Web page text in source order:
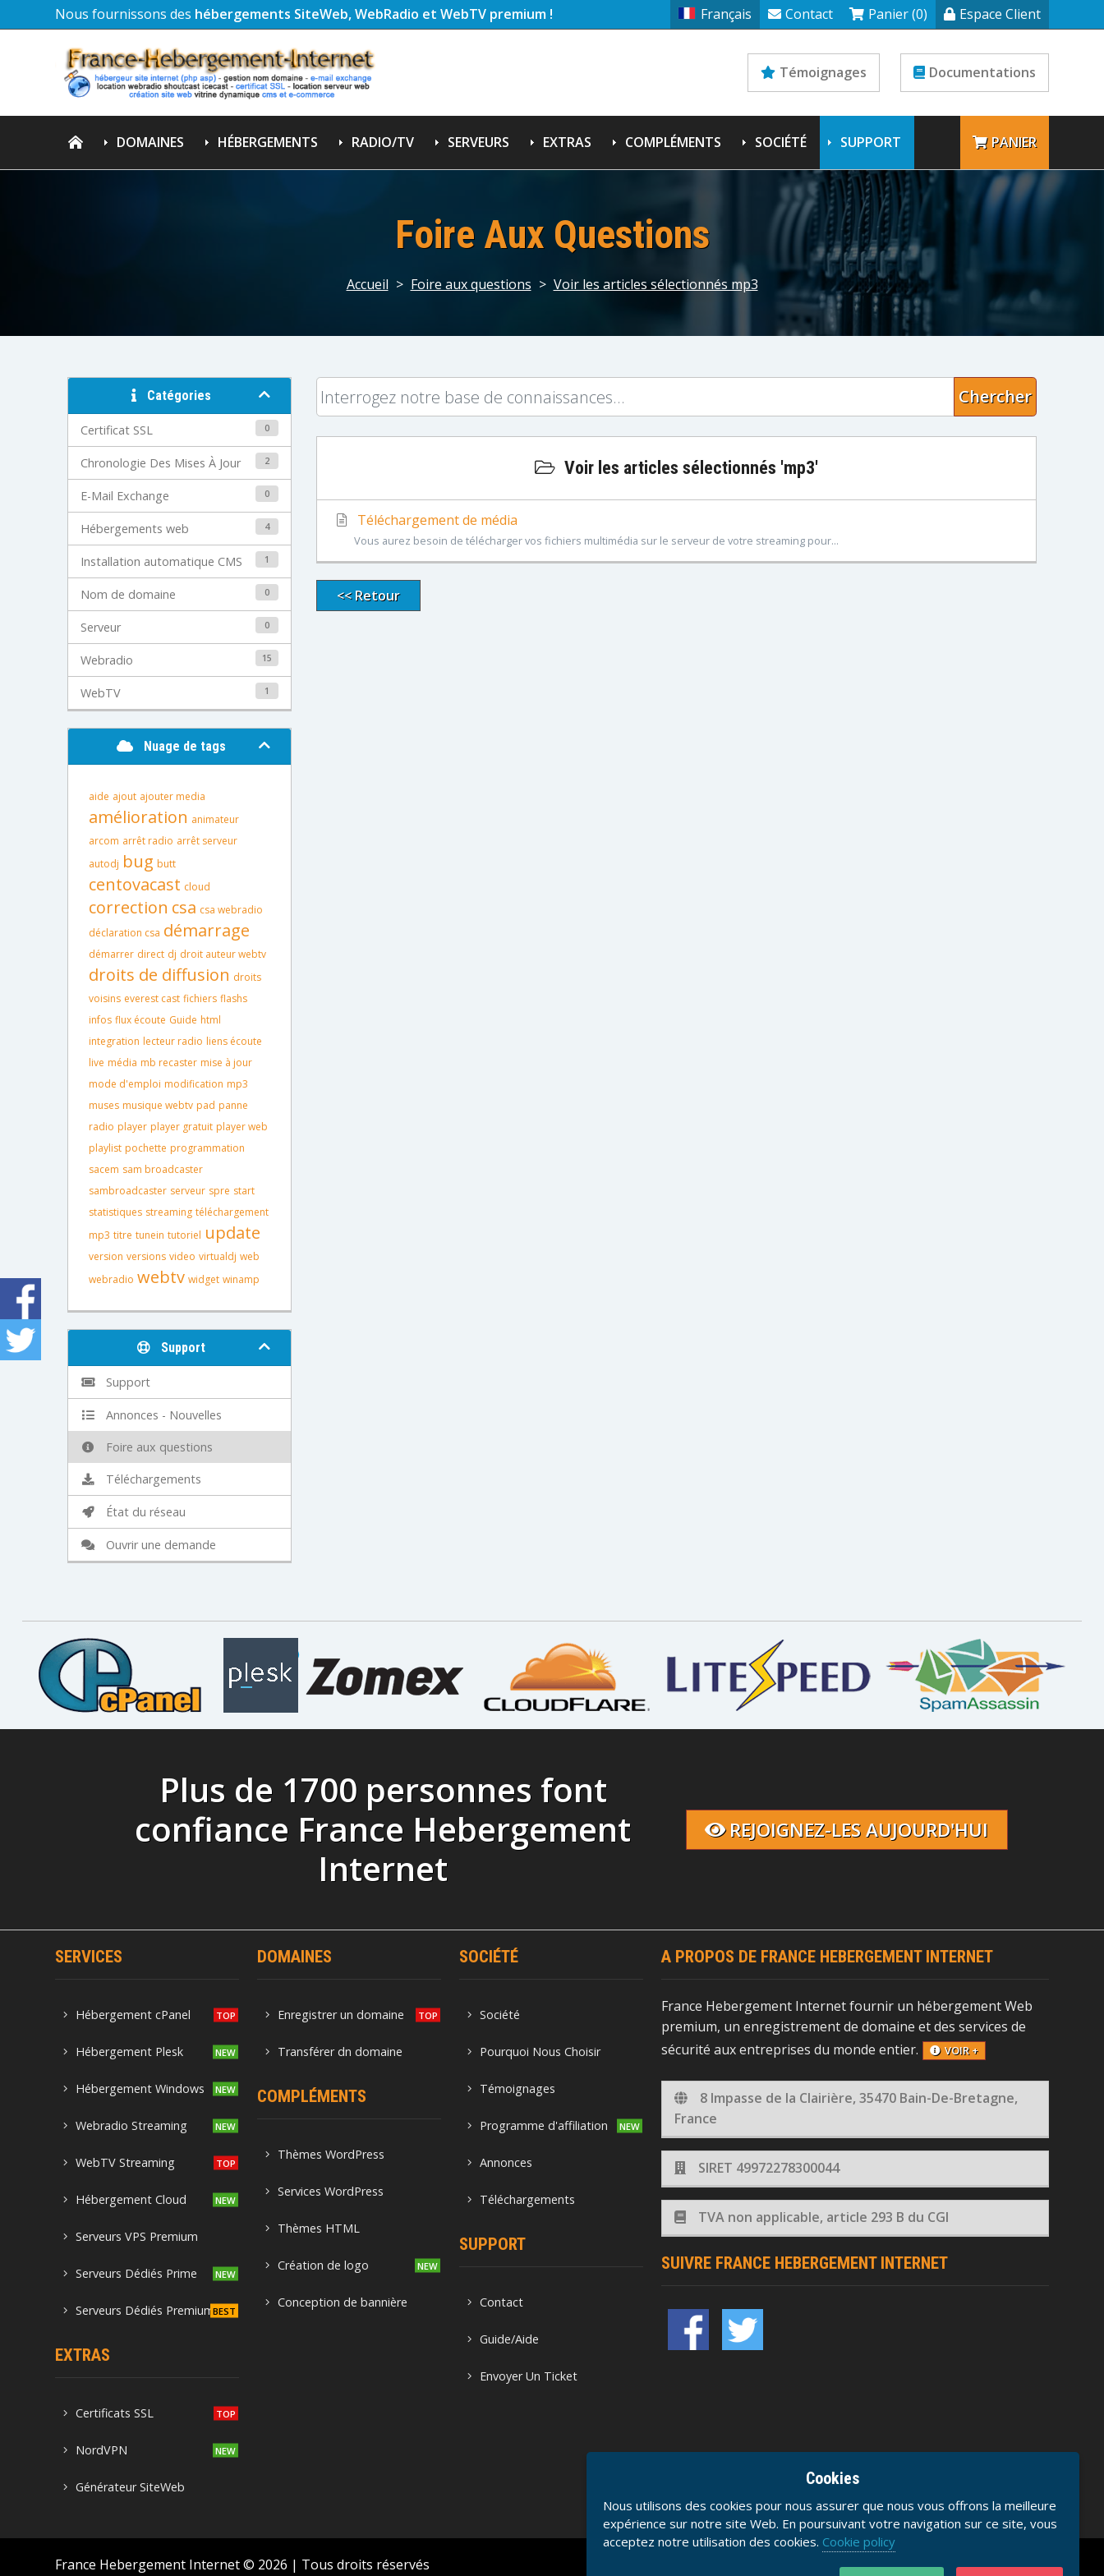
Nous fournissons des hébergements SiteWeb, WebRadio et WebTV premium ! Français Contact Panier (0) Espace Client
Témoignages Documentations
DOMAINES HÉBERGEMENTS RADIO/TV SERVEURS EXTRAS COMPLÉMENTS SOCIÉTÉ SUPPORT PANIER
Foire Aux Questions
Accueil > Foire aux questions > Voir les articles sélectionnés mp3
Catégories
0
Certificat SSL
2
Chronologie Des Mises À Jour
0
E-Mail Exchange
4
Hébergements web
1
Installation automatique CMS
0
Nom de domaine
0
Serveur
15
Webradio
1
WebTV
Nuage de tags
aide ajout ajouter media
amélioration animateur
arcom arrêt radio arrêt serveur
autodj bug butt
centovacast cloud
correction csa csa webradio
déclaration csa démarrage
démarrer direct dj droit auteur webtv
droits de diffusion droits
voisins everest cast fichiers flashs
infos flux écoute Guide html
integration lecteur radio liens écoute
live média mb recaster mise à jour
mode d'emploi modification mp3
muses musique webtv pad panne
radio player player gratuit player web
playlist pochette programmation
sacem sam broadcaster
sambroadcaster serveur spre start
statistiques streaming téléchargement
mp3 titre tunein tutoriel update
version versions video virtualdj web
webradio webtv widget winamp
Support
Support
Annonces - Nouvelles
Foire aux questions
Téléchargements
État du réseau
Ouvrir une demande
Chercher
Voir les articles sélectionnés 'mp3'
Téléchargement de média
Vous aurez besoin de télécharger vos fichiers multimédia sur le serveur de votre streaming pour...
<< Retour
Plus de 1700 personnes font
confiance France Hebergement
Internet
REJOIGNEZ-LES AUJOURD'HUI
SERVICES
Hébergement cPanel
Hébergement Plesk
Hébergement Windows
Webradio Streaming
WebTV Streaming
Hébergement Cloud
Serveurs VPS Premium
Serveurs Dédiés Prime
Serveurs Dédiés Premium
EXTRAS
Certificats SSL
Générateur SiteWeb
NordVPN
DOMAINES
Enregistrer un domaine
Transférer dn domaine
COMPLÉMENTS
Thèmes WordPress
Thèmes HTML
Création de logo
Conception de bannière
Services WordPress
SOCIÉTÉ
Société
Pourquoi Nous Choisir
Témoignages
Programme d'affiliation
Annonces
Téléchargements
SUPPORT
Contact
Envoyer Un Ticket
Guide/Aide
A PROPOS DE FRANCE HEBERGEMENT INTERNET
France Hebergement Internet fournir un hébergement Web
premium, un enregistrement de domaine et des services de
sécurité aux entreprises du monde entier.
VOIR +
8 Impasse de la Clairière, 35470 Bain-De-Bretagne,
France
SIRET 49972278300044
TVA non applicable, article 293 B du CGI
SUIVRE FRANCE HEBERGEMENT INTERNET
France Hebergement Internet © 2026 | Tous droits réservés Mentions Légales
Confidentialité
Cookies
Nous utilisons des cookies pour nous assurer que nous vous offrons la meilleure
expérience sur notre site Web. En poursuivant votre navigation sur ce site, vous
acceptez notre utilisation des cookies. Cookie policy